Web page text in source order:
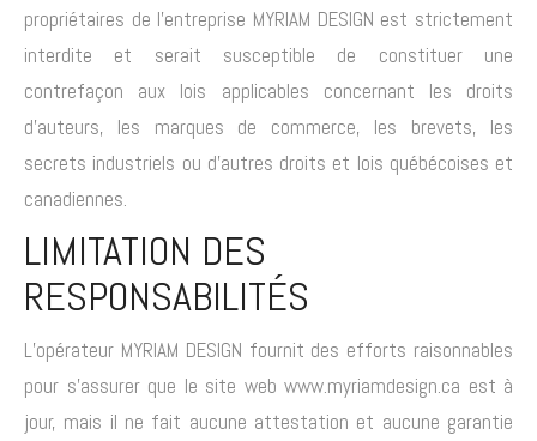
propriétaires de l’entreprise MYRIAM DESIGN est strictement
interdite et serait susceptible de constituer une
contrefaçon aux lois applicables concernant les droits
d’auteurs, les marques de commerce, les brevets, les
secrets industriels ou d’autres droits et lois québécoises et
canadiennes.
LIMITATION DES
RESPONSABILITÉS
L’opérateur MYRIAM DESIGN fournit des efforts raisonnables
pour s’assurer que le site web www.myriamdesign.ca est à
jour, mais il ne fait aucune attestation et aucune garantie